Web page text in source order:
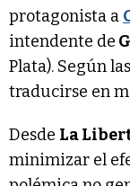
protagonista a
intendente de
Plata). Según
traducirse en
Desde La
minimizar el